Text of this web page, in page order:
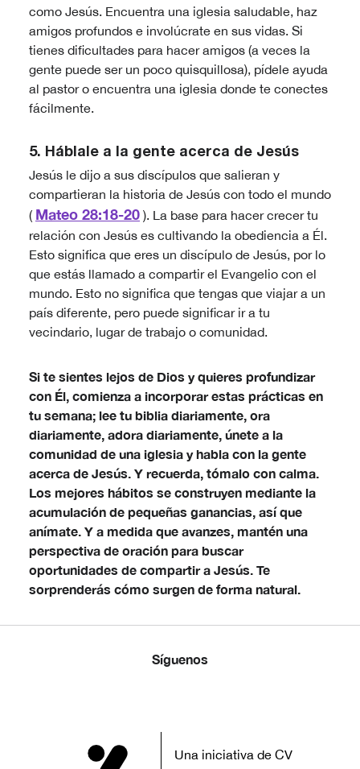
como Jesús. Encuentra una iglesia saludable, haz
amigos profundos e involúcrate en sus vidas. Si
tienes dificultades para hacer amigos (a veces la
gente puede ser un poco quisquillosa), pídele ayuda
al pastor o encuentra una iglesia donde te conectes
fácilmente.
5. Háblale a la gente acerca de Jesús
Jesús le dijo a sus discípulos que salieran y
compartieran la historia de Jesús con todo el mundo
( Mateo 28:18-20 ). La base para hacer crecer tu
relación con Jesús es cultivando la obediencia a Él.
Esto significa que eres un discípulo de Jesús, por lo
que estás llamado a compartir el Evangelio con el
mundo. Esto no significa que tengas que viajar a un
país diferente, pero puede significar ir a tu
vecindario, lugar de trabajo o comunidad.
Si te sientes lejos de Dios y quieres profundizar
con Él, comienza a incorporar estas prácticas en
tu semana; lee tu biblia diariamente, ora
diariamente, adora diariamente, únete a la
comunidad de una iglesia y habla con la gente
acerca de Jesús. Y recuerda, tómalo con calma.
Los mejores hábitos se construyen mediante la
acumulación de pequeñas ganancias, así que
anímate. Y a medida que avanzes, mantén una
perspectiva de oración para buscar
oportunidades de compartir a Jesús. Te
sorprenderás cómo surgen de forma natural.
Una iniciativa de CV
Síguenos